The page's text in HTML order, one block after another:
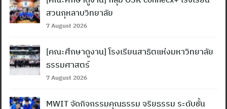
สวนกุหลาบวิทยาลัย
7 August 2026
[คณะศึกษาดูงาน] โรงเรียนสาธิตแห่งมหาวิทยาลัย
ธรรมศาสตร์
7 August 2026
MWIT จัดกิจกรรมคุณธรรม จริยธรรม ระดับชั้น